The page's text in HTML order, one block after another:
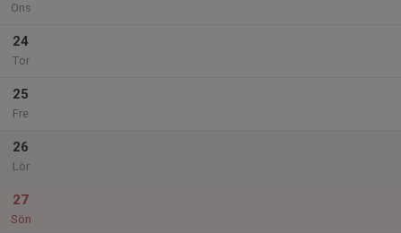
Ons
24
Tor
25
Fre
26
Lör
27
Sön